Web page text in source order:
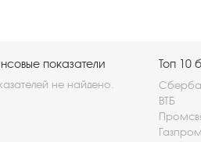
показатели
не найдено.
Топ 10
ВТБ